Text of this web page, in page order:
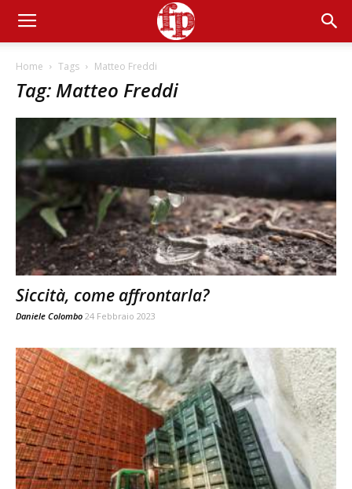
Home Tags Matteo Freddi
Tag: Matteo Freddi
Siccità, come affrontarla?
Daniele Colombo 24 Febbraio 2023